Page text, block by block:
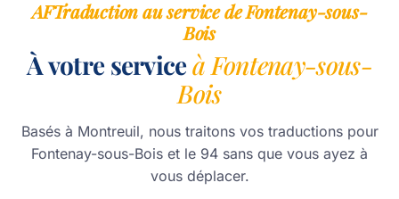
AFTraduction au service de Fontenay-sous-
Bois
À votre serviceà Fontenay-sous-
Bois
Basés à Montreuil, nous traitons vos traductions pour
Fontenay-sous-Bois et le 94 sans que vous ayez à
vous déplacer.